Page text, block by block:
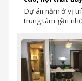
Dự án nằm ở vị
trung tâm gần